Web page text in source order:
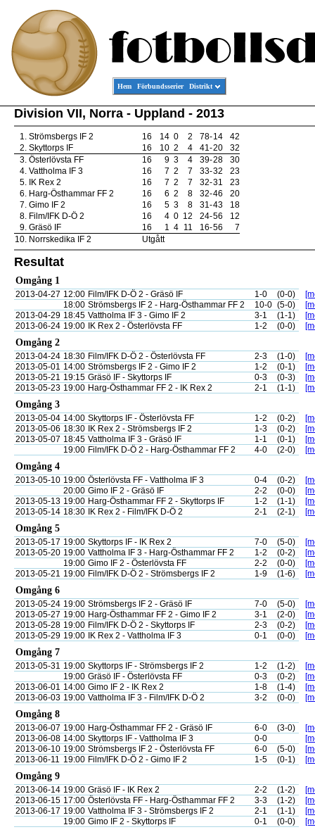
Hem Förbundsserier Distrikt
Division VII, Norra - Uppland - 2013
1. Strömsbergs IF 2 16 14 0 2 78-14
42
2. Skyttorps IF 16 10 2 4 41-20
32
3. Österlövsta FF 16 9 3 4 39-28
30
4. Vattholma IF 3 16 7 2 7 33-32
23
5. IK Rex 2 16 7 2 7 32-31
23
6. Harg-Östhammar FF 2 16 6 2 8 32-46
20
7. Gimo IF 2 16 5 3 8 31-43
18
8. Film/IFK D-Ö 2 16 4 0 12 24-56
12
9. Gräsö IF 16 1 4 11 16-56
7
10. Norrskedika IF 2 Utgått
Resultat
Omgång 1
2013-04-27 12:00 Film/IFK D-Ö 2 - Gräsö IF 1-0 (0-0)
18:00 Strömsbergs IF 2 - Harg-Östhammar FF 2 10-0 (5-0)
2013-04-29 18:45 Vattholma IF 3 - Gimo IF 2 3-1 (1-1)
2013-06-24 19:00 IK Rex 2 - Österlövsta FF 1-2 (0-0)
Omgång 2
2013-04-24 18:30 Film/IFK D-Ö 2 - Österlövsta FF 2-3 (1-0)
2013-05-01 14:00 Strömsbergs IF 2 - Gimo IF 2 1-2 (0-1)
2013-05-21 19:15 Gräsö IF - Skyttorps IF 0-3 (0-3)
2013-05-23 19:00 Harg-Östhammar FF 2 - IK Rex 2 2-1 (1-1)
Omgång 3
2013-05-04 14:00 Skyttorps IF - Österlövsta FF 1-2 (0-2)
2013-05-06 18:30 IK Rex 2 - Strömsbergs IF 2 1-3 (0-2)
2013-05-07 18:45 Vattholma IF 3 - Gräsö IF 1-1 (0-1)
19:00 Film/IFK D-Ö 2 - Harg-Östhammar FF 2 4-0 (2-0)
Omgång 4
2013-05-10 19:00 Österlövsta FF - Vattholma IF 3 0-4 (0-2)
20:00 Gimo IF 2 - Gräsö IF 2-2 (0-0)
2013-05-13 19:00 Harg-Östhammar FF 2 - Skyttorps IF 1-2 (1-1)
2013-05-14 18:30 IK Rex 2 - Film/IFK D-Ö 2 2-1 (2-1)
Omgång 5
2013-05-17 19:00 Skyttorps IF - IK Rex 2 7-0 (5-0)
2013-05-20 19:00 Vattholma IF 3 - Harg-Östhammar FF 2 1-2 (0-2)
19:00 Gimo IF 2 - Österlövsta FF 2-2 (0-0)
2013-05-21 19:00 Film/IFK D-Ö 2 - Strömsbergs IF 2 1-9 (1-6)
Omgång 6
2013-05-24 19:00 Strömsbergs IF 2 - Gräsö IF 7-0 (5-0)
2013-05-27 19:00 Harg-Östhammar FF 2 - Gimo IF 2 3-1 (2-0)
2013-05-28 19:00 Film/IFK D-Ö 2 - Skyttorps IF 2-3 (0-2)
2013-05-29 19:00 IK Rex 2 - Vattholma IF 3 0-1 (0-0)
Omgång 7
2013-05-31 19:00 Skyttorps IF - Strömsbergs IF 2 1-2 (1-2)
19:00 Gräsö IF - Österlövsta FF 0-3 (0-2)
2013-06-01 14:00 Gimo IF 2 - IK Rex 2 1-8 (1-4)
2013-06-03 19:00 Vattholma IF 3 - Film/IFK D-Ö 2 3-2 (0-0)
Omgång 8
2013-06-07 19:00 Harg-Östhammar FF 2 - Gräsö IF 6-0 (3-0)
2013-06-08 14:00 Skyttorps IF - Vattholma IF 3 0-0
2013-06-10 19:00 Strömsbergs IF 2 - Österlövsta FF 6-0 (5-0)
2013-06-11 19:00 Film/IFK D-Ö 2 - Gimo IF 2 1-5 (0-1)
Omgång 9
2013-06-14 19:00 Gräsö IF - IK Rex 2 2-2 (1-2)
2013-06-15 17:00 Österlövsta FF - Harg-Östhammar FF 2 3-3 (1-2)
2013-06-17 19:00 Vattholma IF 3 - Strömsbergs IF 2 2-1 (1-1)
19:00 Gimo IF 2 - Skyttorps IF 0-1 (0-0)